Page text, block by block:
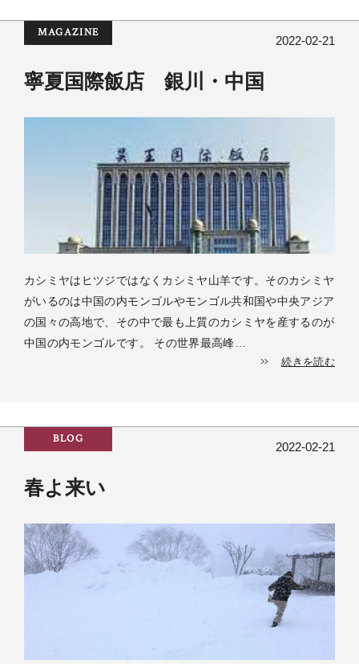
MAGAZINE
2022-02-21
寧夏国際飯店 銀川・中国
カシミヤはヒツジではなくカシミヤ山羊です。そのカシミヤ
がいるのは中国の内モンゴルやモンゴル共和国や中央アジア
の国々の高地で、その中で最も上質のカシミヤを産するのが
中国の内モンゴルです。 その世界最高峰…
続きを読む
BLOG
2022-02-21
春よ来い